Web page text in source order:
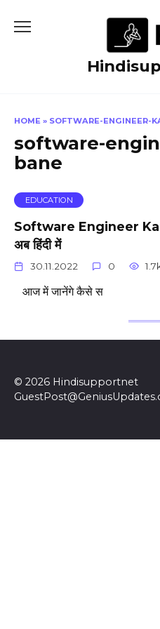
HOME » SOFTWARE-ENGINEER-
software-
bane
EDUCATION
Software Engineer
अब हिंदी में
30.11.2022 0
आज में जानेंगे कैसे स
© 2026 Hindisupportnet